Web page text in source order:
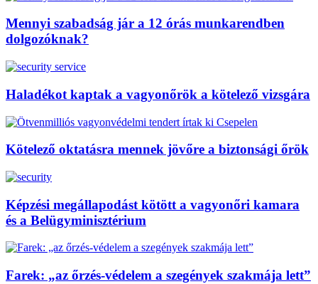
Mennyi szabadság jár a 12 órás munkarendben
dolgozóknak?
Haladékot kaptak a vagyonőrök a kötelező vizsgára
Kötelező oktatásra mennek jövőre a biztonsági őrök
Képzési megállapodást kötött a vagyonőri kamara
és a Belügyminisztérium
Farek: „az őrzés-védelem a szegények szakmája lett”